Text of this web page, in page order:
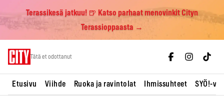
Terassikesä jatkuu! 🍺 Katso parhaat menovinkit Cityn
Terassioppaasta →
Tätä et odottanut
Etusivu Viihde Ruoka ja ravintolat Ihmissuhteet SYÖ!-